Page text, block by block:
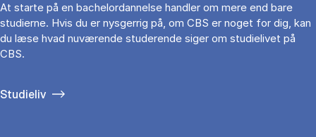
At starte på en bachelordannelse handler om mere end bare
studierne. Hvis du er nysgerrig på, om CBS er noget for dig, kan
du læse hvad nuværende studerende siger om studielivet på
CBS.
Studieliv